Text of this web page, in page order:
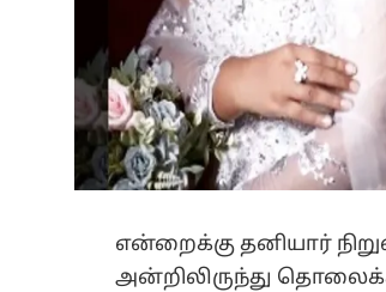
என்றைக்கு தனியார்
அன்றிலிருந்து